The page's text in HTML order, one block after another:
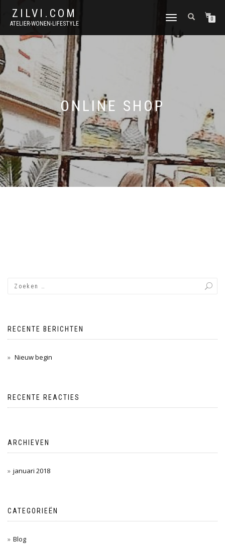
ZILVI.COM
ATELIER-WONEN-LIFESTYLE
SCHAKEL
MENU
0
ONLINE SHOP
RECENTE BERICHTEN
Nieuw begin
RECENTE REACTIES
ARCHIEVEN
januari 2018
CATEGORIEËN
Blog